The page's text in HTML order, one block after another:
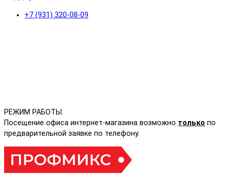
+7 (931) 320-08-09
РЕЖИМ РАБОТЫ:
Посещение офиса интернет-магазина возможно только по
предварительной заявке по телефону.